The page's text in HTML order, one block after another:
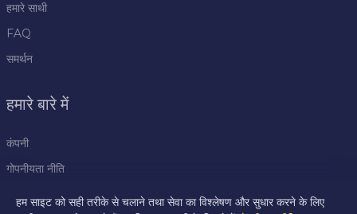
हमारे साथी
FAQ
समर्थन
हमारे बारे में
कंपनी
गोपनीयता नीति
हम साइट को सही तरीके से चलाने तथा सेवा का विश्लेषण और सुधार करने के लिए